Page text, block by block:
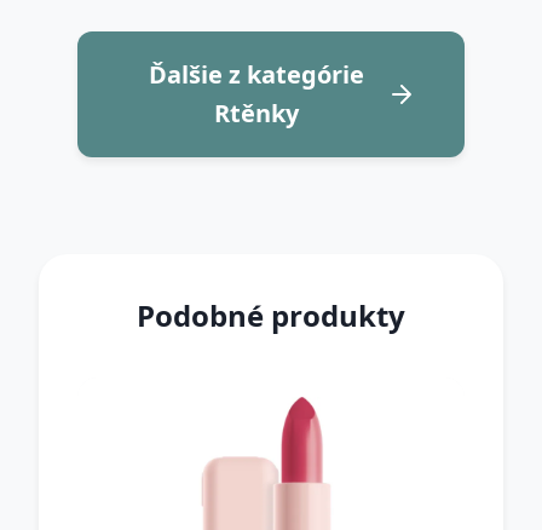
Ďalšie z kategórie
Rtěnky
Podobné produkty